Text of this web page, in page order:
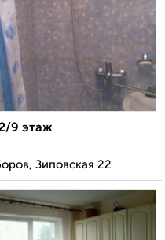
9 этаж
Зиповская 22